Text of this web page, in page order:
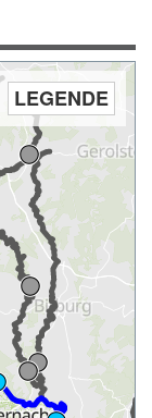
LEGENDE